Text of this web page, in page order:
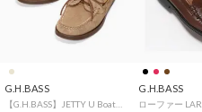
G.H.BASS G.H.BASS